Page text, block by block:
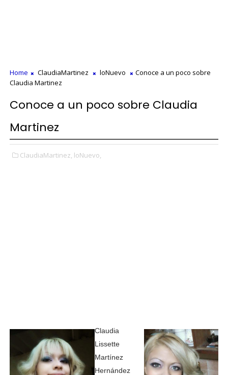
Home ClaudiaMartinez loNuevo
Conoce a un poco sobre
Claudia Martinez
Conoce a un poco sobre Claudia
Martinez
ClaudiaMartinez, loNuevo,
Claudia
Lissette
Martínez
Hernández